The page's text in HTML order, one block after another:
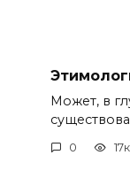
Может, в
0